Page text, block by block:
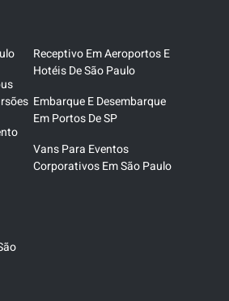
Receptivo Em Aeroportos E
Hotéis De São Paulo
Embarque E Desembarque
Em Portos De SP
Vans Para Eventos
Corporativos Em São Paulo